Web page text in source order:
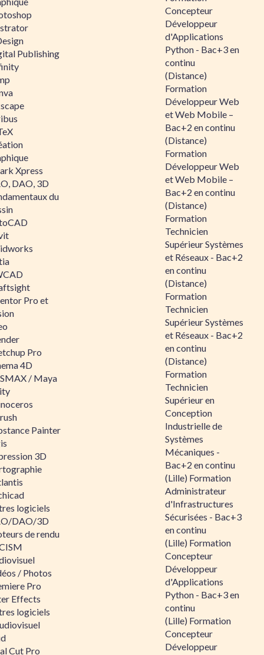
Publishing
Xpress
DAO, 3D
du
Pro et
Pro
4D
/ Maya
Painter
3D
logiciels
DAO/3D
de rendu
/ Photos
Pro
Effects
logiciels
Cut Pro
Concepteur
Développeur
d'Applications
Python - Bac+3 en
continu
(Distance)
Formation
Développeur Web
et Web Mobile –
Bac+2 en continu
(Distance)
Formation
Développeur Web
et Web Mobile –
Bac+2 en continu
(Distance)
Formation
Technicien
Supérieur Systèmes
et Réseaux - Bac+2
en continu
(Distance)
Formation
Technicien
Supérieur Systèmes
et Réseaux - Bac+2
en continu
(Distance)
Formation
Technicien
Supérieur en
Conception
Industrielle de
Systèmes
Mécaniques -
Bac+2 en continu
(Lille) Formation
Administrateur
d'Infrastructures
Sécurisées - Bac+3
en continu
(Lille) Formation
Concepteur
Développeur
d'Applications
Python - Bac+3 en
continu
(Lille) Formation
Concepteur
Développeur